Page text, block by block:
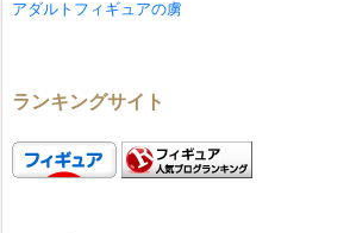
アダルトフィギュアの虜
ランキングサイト